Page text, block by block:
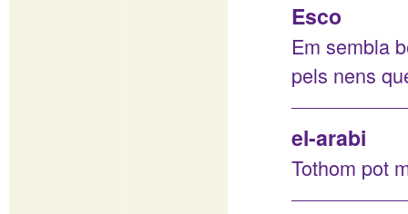
Esco
Em sembla
pels nens
el-arabi
Tothom pot